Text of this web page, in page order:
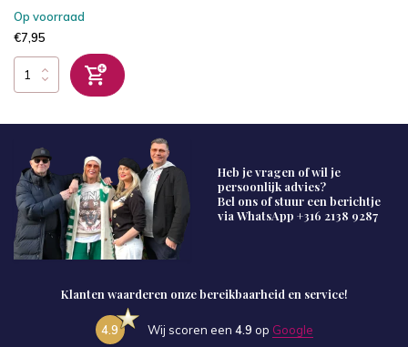
Op voorraad
€7,95
Heb je vragen of wil je
persoonlijk advies?
Bel ons of stuur een berichtje
via WhatsApp +316 2138 9287
Klanten waarderen onze bereikbaarheid en service!
4.9 Wij scoren een 4.9 op Google